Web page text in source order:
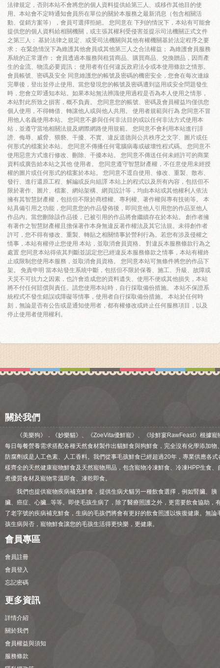
法律規定，否則本站不會將您的個人資料提供給第三人、或移作其他目的使
用。本站會不定時通知會員所在單位的關於本服務之最新消息（包含相關活
動、促銷方案等），會員可選擇拒絕。 您同意在 下列的情況下，本站有可能會
提供您的個人資料給相關機關，或主張其權利受侵害並提示司法機關正式文件
之第三人： 基於法律之規定、或受司法機關與其他有權機關基於法定程序之要
求； 在緊急情況下為維護其他會員或其他第三人之合法權益； 為維護會員服務
系統的正常運作； 會員透過本服務與租賃商品、購買商品、兌換贈品，因而產
生的金流、物流必要資訊； 使用者有任何違反政府法令或本使用條款之情形。
會員帳號、密碼及安全 同意維護您的帳號及密碼的機密安全，您會在每次連線
完畢後，登出並停止使用。當您發現您的帳號及密碼遭到盜用或安全問題發生
時，您會立即通知本站。如果本站無法辨識使用過程是否為本人使用之情形，
本站對此所致之損害，概不負責。 您同意您的帳號、密碼及會員權益均僅供您
個人使用，不得轉借、轉讓他人或與他人共用。 使用者規範與行為 您同意不冒
用他人名義使用本站。 您同意不參與任何非法目的或以任何非法方式使用本
站，並遵守當地相關法規及網際網路使用規範。 您同意不會利用本站進行誹
謗、侮辱、威脅、猥褻、干擾、不實、違反道德與公共秩序之文字、圖片或任
何形式的檔案於本站。 您同意不傳播任何電腦病毒或破壞性程式碼。 您同意不
使用惡意方式進行修改、刪除、干擾本站。 您同意不傳送任何未經許可的商業
資料或廣告給本站之其他 使用者。 您同意遵守智慧財產權，不任意使用未經授
權的圖片或任何形式的檔案於本站。 您同意不逕自使用、修改、重製、散布、
發行、進行還原工程、解編或反向組譯 本站上的程式以及所有內容，包括但不
限於著作、圖片、檔案、網站架構、網頁設計等，均由本站或其他權利人依法
擁有其智慧財產權，包括但不限於商標權、專利權、著作權與專有技術等。 本
站具備引用之功能，您同意您的作品發佈後，即同意他人引用您的作品至他人
作品內。當您刪除該作品後，已被引用的作品將會繼續存在於本站。 創作者擁
有著作之智慧財產權且擔保著作本身無違反著作權法及其它法規。未得創作者
許可，您不得有修改、重製、轉貼之相關情事於營利行為。若您有涉及侵權之
情事，本站有權停止您使用 本站，並取消會員資格。 對違反本服務條款行為之
處置 您同意本站得依其判斷並認定您已經違反本服務條款之情事，本站有權終
止或限制您使用本服務，並取消會員資格。 您同意本站可無條件將您的作品下
架。 免責申明 當本站發生系統中斷，包括但不限於保養、施工、升級、故障或
天災不可抗力之因素，也許會造成您的資料遺失、使用不便或其他損失，本站
將不付任何賠償與責任。請您使用本站時，自行採取備份措施。 本站不保證系
統程式不發生錯誤或障礙等情事，使用者自行採取備份措施。 本站於任何時
刻，無論是否有公告或是通知使用者，都有權修改或終止任何服務項目，以及
停止使用者使用權利。
關於我們
《美樂狗》．《妙樂貓》、《ZoeVita優鮮寵》、《珍鮮宴RawFeast》根據寵
每日每餐營養需求搭配各種天然食材製作出貓鮮食與狗鮮食，完全沒有化學添加物
防腐劑或是人工色素、人工香料。我們從事毛孩鮮食已經超過20年，專業供應各式
樣齊全的天然健康寵物鮮食及天然寵物用品，包含寵物冷凍鮮食、冷凍HPP生食、
煮優質食材及寵物常溫即食、凍乾即食。
我們也提供寵物疾病補充鮮食，提供生病犬貓另一種飲食選擇，例如腎臟、胰
臟、癌症、心臟...等等。即使毛孩生病了，除了醫療照護之外，更需要飲食協助，
了老字號的疾病補充鮮食，生病的毛孩們將會有更好的飲食照護以恢復健康。無論
孩生病與否，寵物鮮食讓您的毛孩生活得更快樂，更健康。
會員專區
會員註冊
會員登入
忘記密碼
更多資訊
詳情介紹
關於我們
會員權益與須知
服務條款